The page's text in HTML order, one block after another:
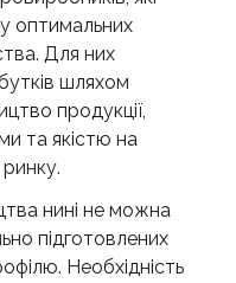
оптимальних
Для них
шляхом
продукції,
та якістю на
нині не можна
підготовлених
Необхідність